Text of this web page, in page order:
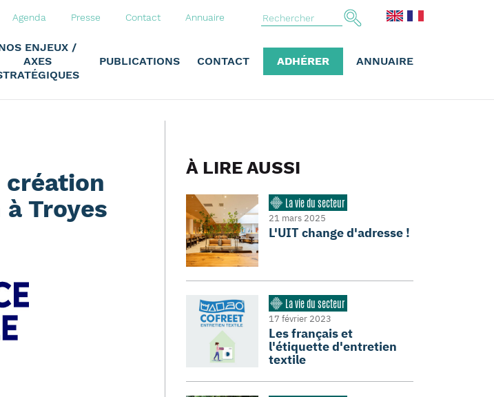
Agenda Presse Contact Annuaire
ENJEUX /
AXES
PUBLICATIONS CONTACT ADHÉRER ANNUAIRE
création
Troyes
À LIRE AUSSI
La vie du secteur
21 mars 2025
L'UIT change d'adresse !
La vie du secteur
17 février 2023
Les français et
l'étiquette d'entretien
textile